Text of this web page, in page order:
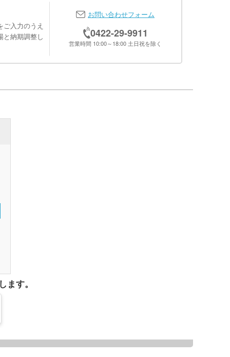
入力のうえ
と納期調整し
お問い合わせフォーム
0422-29-9911
営業時間 10:00～18:00 土日祝を除く
す。